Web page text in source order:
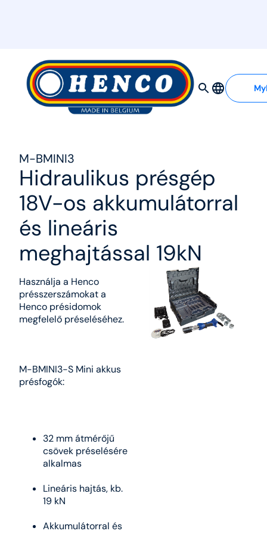
M-BMINI3
Hidraulikus présgép
18V-os akkumulátorral
és lineáris
meghajtással 19kN
Használja a Henco
présszerszámokat a
Henco présidomok
megfelelő préseléséhez.
M-BMINI3-S Mini akkus
présfogók:
32 mm átmérőjű
csövek préselésére
alkalmas
Lineáris hajtás, kb.
19 kN
Akkumulátorral és